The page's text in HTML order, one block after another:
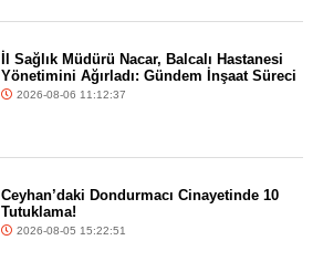
İl Sağlık Müdürü Nacar, Balcalı Hastanesi
Yönetimini Ağırladı: Gündem İnşaat Süreci
2026-08-06 11:12:37
Ceyhan’daki Dondurmacı Cinayetinde 10
Tutuklama!
2026-08-05 15:22:51